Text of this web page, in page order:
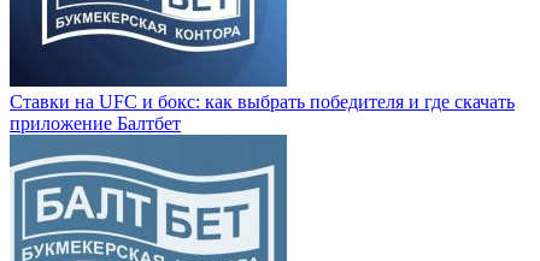
Ставки на UFC и бокс: как выбрать победителя и где скачать
приложение Балтбет